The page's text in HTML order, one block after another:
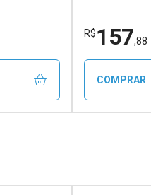
R$157,88
COMPRAR